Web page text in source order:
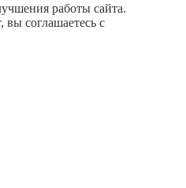
работы сайта.
вы соглашаетесь с